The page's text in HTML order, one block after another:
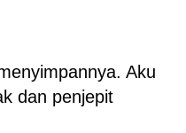
Aku
dan penjepit